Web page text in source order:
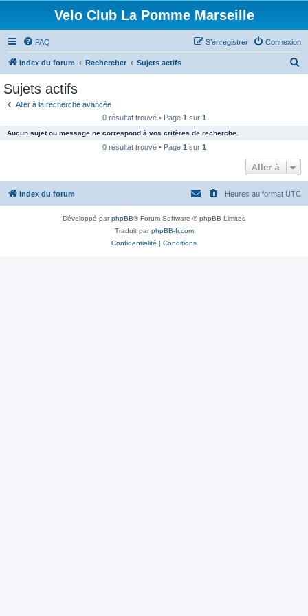
Velo Club La Pomme Marseille
FAQ Connexion
S’enregistrer
Index du forum Rechercher Sujets actifs
c
e
Sujets actifs
Aller à la recherche avancée
0 résultat trouvé • Page 1 sur 1
Aucun sujet ou message ne correspond à vos critères de recherche.
0 résultat trouvé • Page 1 sur 1
Aller à
Index du forum Heures au format UTC
Développé parphpBB® Forum Software © phpBB Limited
Traduit parphpBB-fr.com
Confidentialité | Conditions